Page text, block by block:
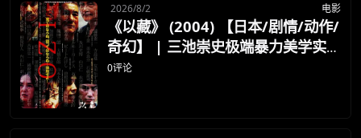
2026/8/2 电影
《以藏》 (2004) 【日本/剧情/动作/
奇幻】 | 三池崇史极端暴力美学实验
| 风格化极强的超现实血腥邪典（C
0评论
⚡ 前往【大淘客】领红包